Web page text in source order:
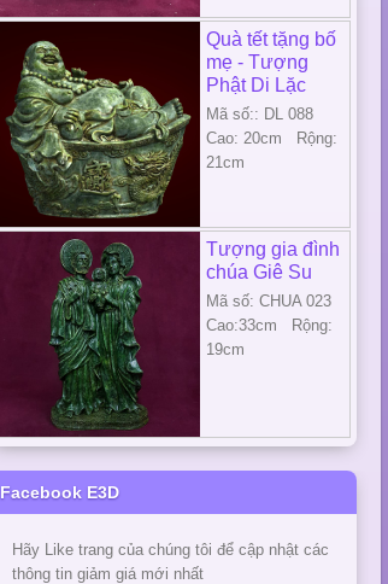
Quà tết tặng bố
mẹ - Tượng
Phật Di Lặc
Mã số:: DL 088
Cao: 20cm Rộng:
21cm
Tượng gia đình
chúa Giê Su
Mã số: CHUA 023
Cao:33cm Rộng:
19cm
Facebook E3D
Hãy Like trang của chúng tôi để cập nhật các
thông tin giảm giá mới nhất